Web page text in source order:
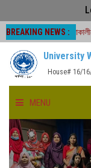
BREAKING NEWS :
-২০২৬ চলাকালীন সময়ে
University
House# 16/
MENU
HOME